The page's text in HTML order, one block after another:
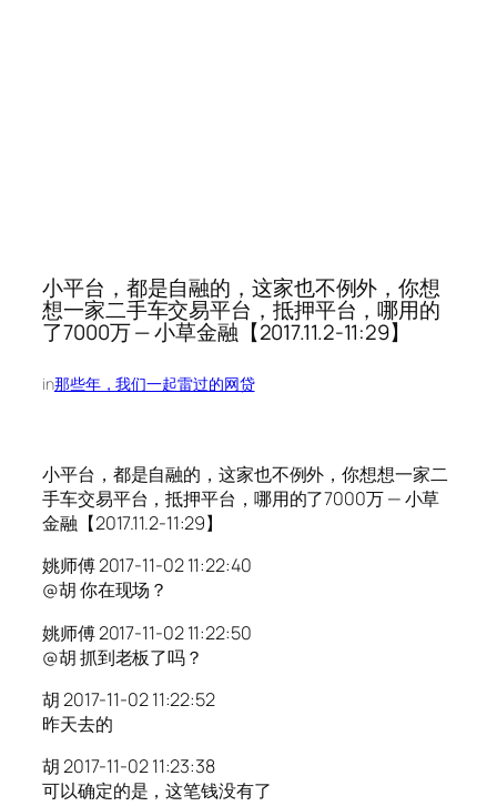
小平台，都是自融的，这家也不例外，你想
想一家二手车交易平台，抵押平台，哪用的
了7000万 — 小草金融【2017.11.2-11:29】
in那些年，我们一起雷过的网贷
小平台，都是自融的，这家也不例外，你想想一家二
手车交易平台，抵押平台，哪用的了7000万 — 小草
金融【2017.11.2-11:29】
姚师傅 2017-11-02 11:22:40
@胡 你在现场？
姚师傅 2017-11-02 11:22:50
@胡 抓到老板了吗？
胡 2017-11-02 11:22:52
昨天去的
胡 2017-11-02 11:23:38
可以确定的是，这笔钱没有了